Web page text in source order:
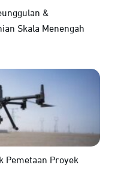
&
Skala Menengah
Pemetaan Proyek